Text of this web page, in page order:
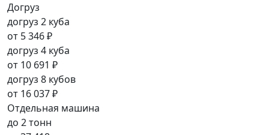
Догруз
догруз 2 куба
от 5 346 ₽
догруз 4 куба
от 10 691 ₽
догруз 8 кубов
от 16 037 ₽
Отдельная машина
до 2 тонн